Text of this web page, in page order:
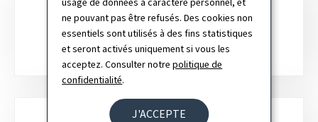
ne pouvant pas être refusés. Des cookies non
essentiels sont utilisés à des fins statistiques
et seront activés uniquement si vous les
acceptez. Consulter notrepolitique de
confidentialité.
J'ACCEPTE
CONNECTIVITÉ